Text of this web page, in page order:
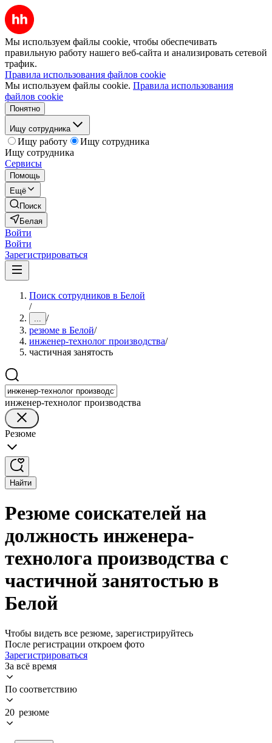
Мы используем файлы cookie, чтобы обеспечивать
правильную работу нашего веб-сайта и анализировать сетевой
трафик.
Правила использования файлов cookie
Мы используем файлы cookie. Правила использования
файлов cookie
Понятно
Ищу сотрудника
Ищу работу
Ищу сотрудника
Ищу сотрудника
Сервисы
Помощь
Ещё
Поиск
Белая
Войти
Войти
Зарегистрироваться
Поиск сотрудников в Белой
/
... /
резюме в Белой/
инженер-технолог производства/
частичная занятость
инженер-технолог производства
Резюме
Найти
Резюме соискателей на
должность инженера-
технолога производства с
частичной занятостью в
Белой
Чтобы видеть все резюме, зарегистрируйтесь
После регистрации откроем фото
Зарегистрироваться
За всё время
По соответствию
20 резюме